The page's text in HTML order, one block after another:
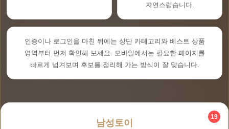
자연스럽습니다.
인증이나 로그인을 마친 뒤에는 상단 카테고리와 베스트 상품
영역부터 먼저 확인해 보세요. 모바일에서는 필요한 페이지를
빠르게 넘겨보며 후보를 정리해 가는 방식이 잘 맞습니다.
19
남성토이